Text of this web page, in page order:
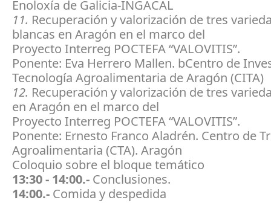
Enoloxía de Galicia-INGACAL
11. Recuperación y valorización de tres
blancas en Aragón en el marco del
Proyecto Interreg POCTEFA “VALOVITIS”.
Ponente: Eva Herrero Mallen. bCentro de
Tecnología Agroalimentaria de Aragón (CITA)
12. Recuperación y valorización de tres
en Aragón en el marco del
Proyecto Interreg POCTEFA “VALOVITIS”.
Ponente: Ernesto Franco Aladrén. Centro de
Agroalimentaria (CTA). Aragón
Coloquio sobre el bloque temático
13:30 - 14:00.- Conclusiones.
14:00.- Comida y despedida